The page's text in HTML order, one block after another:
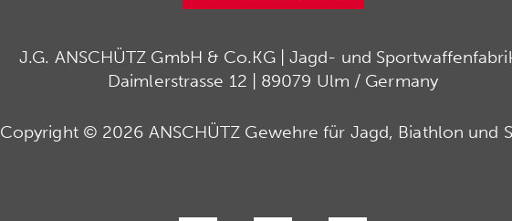
J.G. ANSCHÜTZ GmbH & Co.KG | Jagd- und Sportwaffenfabrik
Daimlerstrasse 12 | 89079 Ulm / Germany
Copyright © 2026 ANSCHÜTZ Gewehre für Jagd, Biathlon und